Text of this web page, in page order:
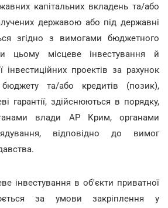
капітальних вкладень та/або
державою або під державні
згідно з вимогами бюджетного
цьому місцеве інвестування й
інвестиційних проектів за рахунок
та/або кредитів (позик),
гарантії, здійснюються в порядку,
влади АР Крим, органами
відповідно до вимог
інвестування в об'єкти приватної
за умови закріплення у